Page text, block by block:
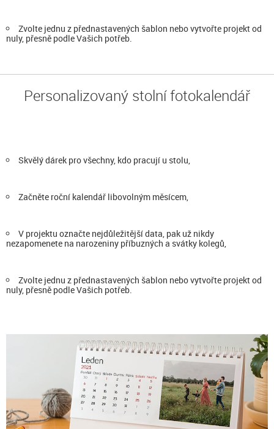
Zvolte jednu z přednastavených šablon nebo vytvořte projekt od
nuly, přesně podle Vašich potřeb.
Personalizovaný stolní fotokalendář
Skvělý dárek pro všechny, kdo pracují u stolu,
Začněte roční kalendář libovolným měsícem,
V projektu označte nejdůležitější data, pak už nikdy
nezapomenete na narozeniny příbuzných a svátky kolegů,
Zvolte jednu z přednastavených šablon nebo vytvořte projekt od
nuly, přesně podle Vašich potřeb.